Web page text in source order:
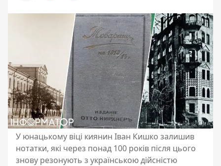
У юнацькому віці киянин Іван Кишко залишив
нотатки, які через понад 100 років після цього
знову резонують з українською дійсністю